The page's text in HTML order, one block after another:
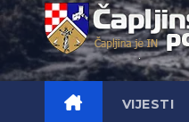
VIJESTI